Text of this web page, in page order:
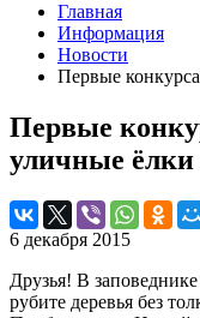
Главная
Информация
Новости
Первые
Первые
уличные ёлки
6 декабря 2015
Друзья! В
рубите деревья без